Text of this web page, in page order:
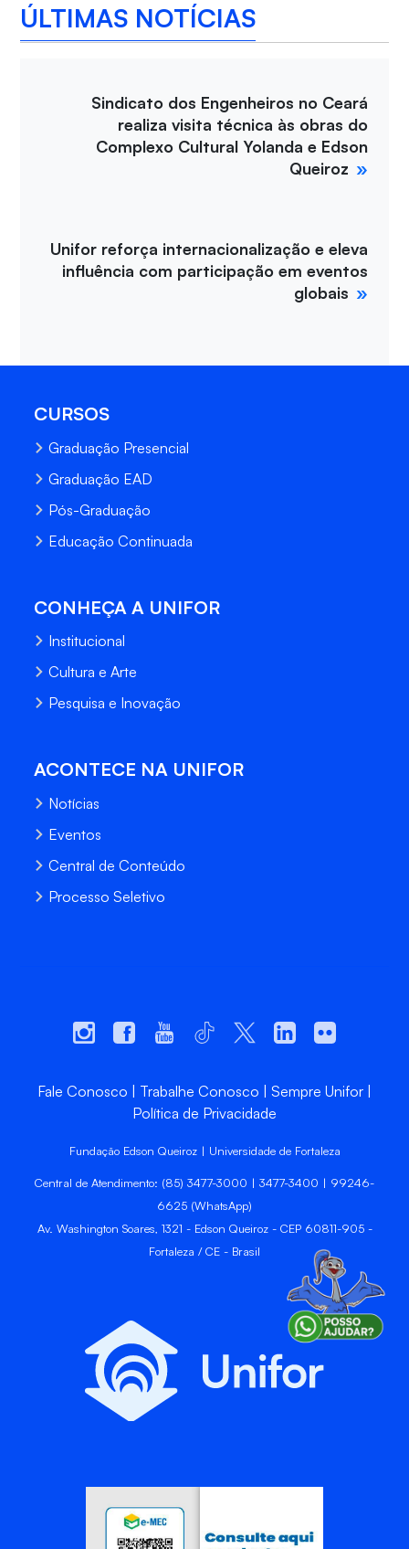
ÚLTIMAS NOTÍCIAS
Sindicato dos Engenheiros no Ceará
realiza visita técnica às obras do
Complexo Cultural Yolanda e Edson
Queiroz
Unifor reforça internacionalização e eleva
influência com participação em eventos
globais
CURSOS
Graduação Presencial
Graduação EAD
Pós-Graduação
Educação Continuada
CONHEÇA A UNIFOR
Institucional
Cultura e Arte
Pesquisa e Inovação
ACONTECE NA UNIFOR
Notícias
Eventos
Central de Conteúdo
Processo Seletivo
Fale Conosco Trabalhe Conosco
Sempre Unifor
Política de Privacidade
Fundação Edson Queiroz | Universidade de Fortaleza
Central de Atendimento: (85) 3477-3000 | 3477-3400 | 99246-
6625 (WhatsApp)
Av. Washington Soares, 1321 - Edson Queiroz - CEP 60811-905 -
Fortaleza / CE - Brasil